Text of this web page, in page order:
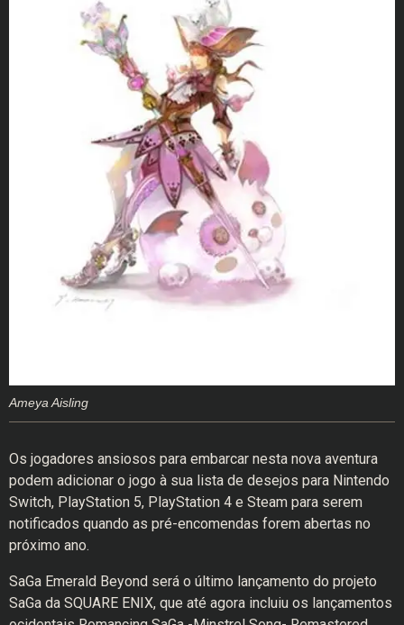
Ameya Aisling
Os jogadores ansiosos para embarcar nesta nova aventura
podem adicionar o jogo à sua lista de desejos para Nintendo
Switch, PlayStation 5, PlayStation 4 e Steam para serem
notificados quando as pré-encomendas forem abertas no
próximo ano.
SaGa Emerald Beyond será o último lançamento do projeto
SaGa da SQUARE ENIX, que até agora incluiu os lançamentos